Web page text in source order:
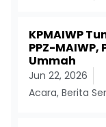
KPMAIWP
PPZ-
Ummah
Jun 22, 2026
Acara, Berita